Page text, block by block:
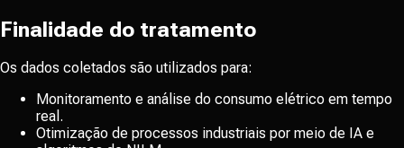
Finalidade do tratamento
Os dados coletados são utilizados para:
Monitoramento e análise do consumo elétrico em tempo
real.
Otimização de processos industriais por meio de IA e